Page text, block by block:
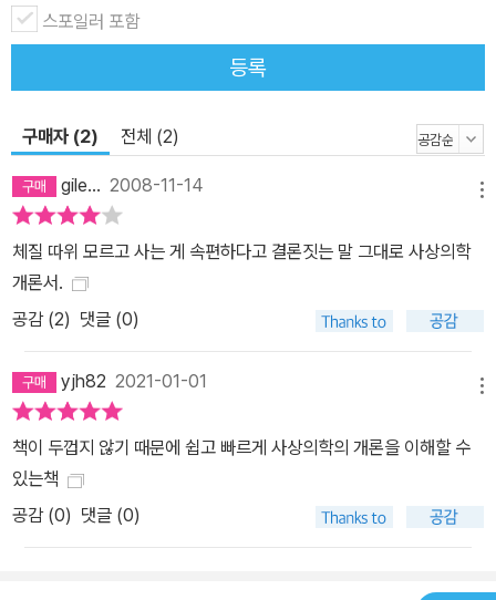
스포일러 포함
등록
구매자 (2) 전체 (2)
gile... 2008-11-14
체질 따위 모르고 사는 게 속편하다고 결론짓는 말 그대로 사상의학
개론서.
공감 (2) 댓글 (0)
yjh82 2021-01-01
책이 두껍지 않기 때문에 쉽고 빠르게 사상의학의 개론을 이해할 수
있는책
공감 (0) 댓글 (0)